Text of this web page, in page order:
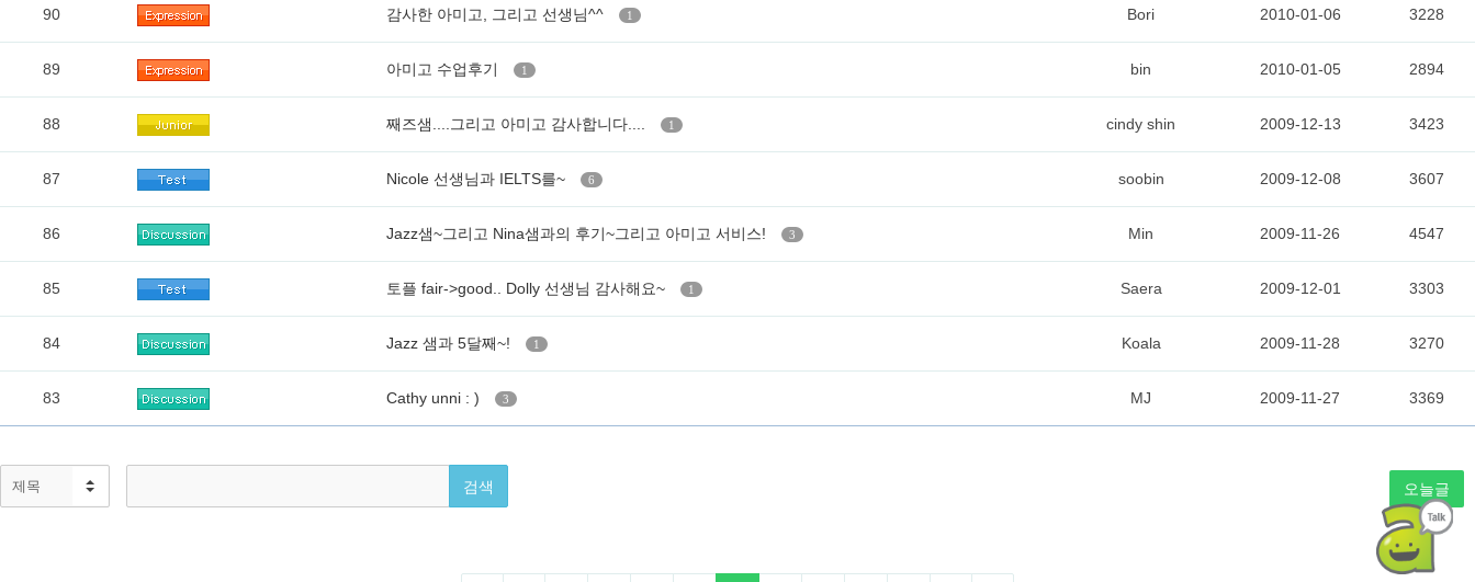
90 감사한 아미고, 그리고 선생님^^ 1 Bori 2010-01-06 3228
89 아미고 수업후기 1 bin 2010-01-05 2894
88 째즈샘....그리고 아미고 감사합니다.... 1 cindy shin 2009-12-13 3423
87 Nicole 선생님과 IELTS를~ 6 soobin 2009-12-08 3607
86 Jazz샘~그리고 Nina샘과의 후기~그리고 아미고 서비스! 3 Min 2009-11-26 4547
85 토플 fair->good.. Dolly 선생님 감사해요~ 1 Saera 2009-12-01 3303
84 Jazz 샘과 5달째~! 1 Koala 2009-11-28 3270
83 Cathy unni : ) 3 MJ 2009-11-27 3369
오늘글